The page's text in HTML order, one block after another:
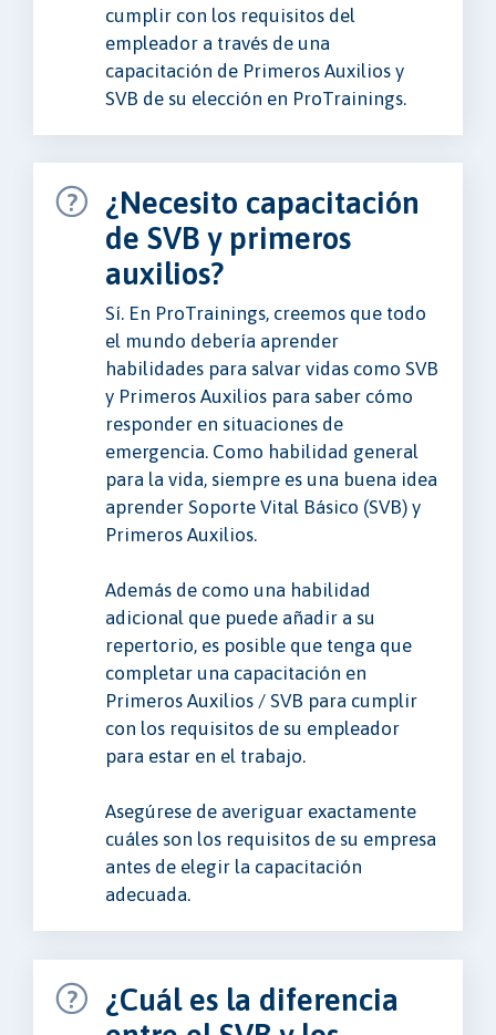
cumplir con los requisitos del
empleador a través de una
capacitación de Primeros Auxilios y
SVB de su elección en ProTrainings.
¿Necesito capacitación
de SVB y primeros
auxilios?
Sí. En ProTrainings, creemos que todo
el mundo debería aprender
habilidades para salvar vidas como SVB
y Primeros Auxilios para saber cómo
responder en situaciones de
emergencia. Como habilidad general
para la vida, siempre es una buena idea
aprender Soporte Vital Básico (SVB) y
Primeros Auxilios.
Además de como una habilidad
adicional que puede añadir a su
repertorio, es posible que tenga que
completar una capacitación en
Primeros Auxilios / SVB para cumplir
con los requisitos de su empleador
para estar en el trabajo.
Asegúrese de averiguar exactamente
cuáles son los requisitos de su empresa
antes de elegir la capacitación
adecuada.
¿Cuál es la diferencia